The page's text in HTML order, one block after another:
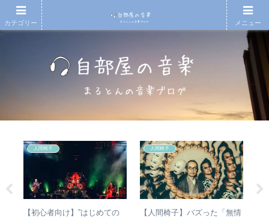
人間椅子
【初心者向け】”はじめての
人間椅子
【人間椅子】バズった「無情
カテゴリー メニュー